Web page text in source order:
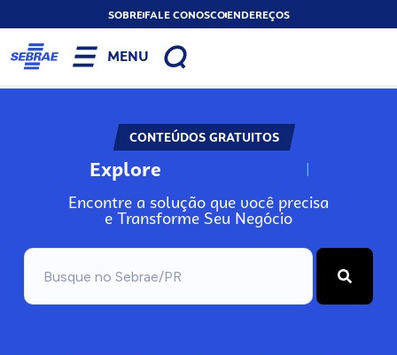
SOBREFALE CONOSCOENDEREÇOS
MENU
CONTEÚDOS GRATUITOS
Explore N
Encontre a solução que você precisa
e Transforme Seu Negócio